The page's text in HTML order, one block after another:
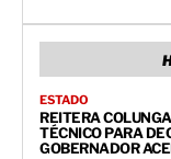
ESTADO
REITERA
TÉCNICO PARA
GOBERNADOR